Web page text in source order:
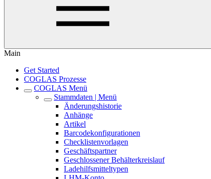
Main
Get Started
COGLAS Prozesse
COGLAS Menü
Stammdaten | Menü
Änderungshistorie
Anhänge
Artikel
Barcodekonfigurationen
Checklistenvorlagen
Geschäftspartner
Geschlossener Behälterkreislauf
Ladehilfsmitteltypen